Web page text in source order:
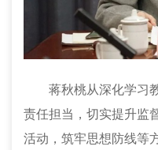
蒋秋桃从深化学习
责任担当，切实提升监
活动，筑牢思想防线等